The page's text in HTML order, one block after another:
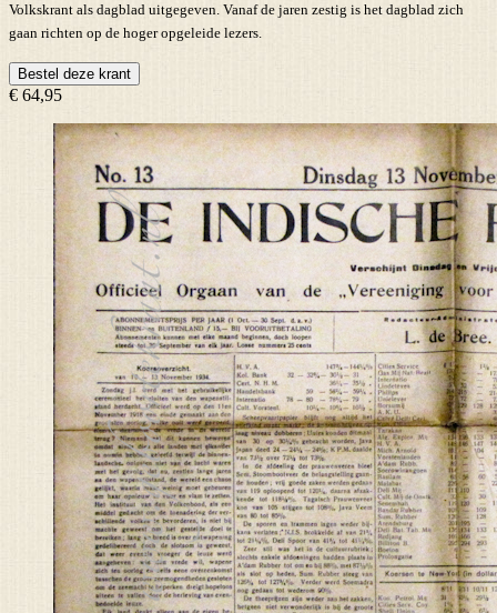
Volkskrant als dagblad uitgegeven. Vanaf de jaren zestig is het dagblad zich
gaan richten op de hoger opgeleide lezers.
Bestel deze krant
€ 64,95